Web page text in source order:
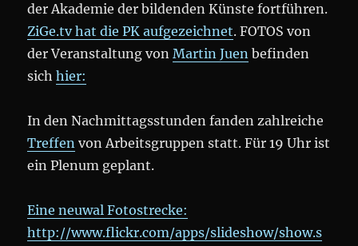
der Akademie der bildenden Künste fortführen.
ZiGe.tv hat die PK aufgezeichnet. FOTOS von
der Veranstaltung vonMartin Juen befinden
sichhier:
In den Nachmittagsstunden fanden zahlreiche
Treffen von Arbeitsgruppen statt. Für 19 Uhr ist
ein Plenum geplant.
Eine neuwal Fotostrecke:
http://www.flickr.com/apps/slideshow/show.s